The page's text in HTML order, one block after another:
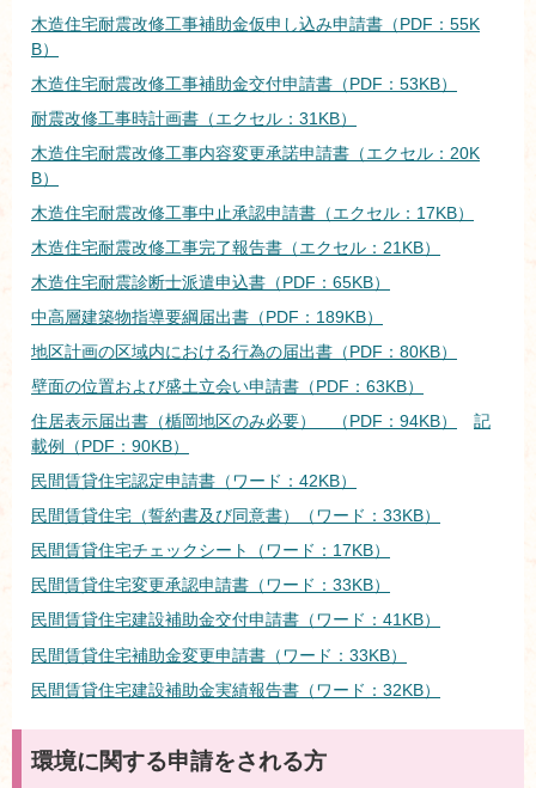
木造住宅耐震改修工事補助金仮申し込み申請書（PDF：55K
B）
木造住宅耐震改修工事補助金交付申請書（PDF：53KB）
耐震改修工事時計画書（エクセル：31KB）
木造住宅耐震改修工事内容変更承諾申請書（エクセル：20K
B）
木造住宅耐震改修工事中止承認申請書（エクセル：17KB）
木造住宅耐震改修工事完了報告書（エクセル：21KB）
木造住宅耐震診断士派遣申込書（PDF：65KB）
中高層建築物指導要綱届出書（PDF：189KB）
地区計画の区域内における行為の届出書（PDF：80KB）
壁面の位置および盛土立会い申請書（PDF：63KB）
住居表示届出書（楯岡地区のみ必要） （PDF：94KB）
記
載例（PDF：90KB）
民間賃貸住宅認定申請書（ワード：42KB）
民間賃貸住宅（誓約書及び同意書）（ワード：33KB）
民間賃貸住宅チェックシート（ワード：17KB）
民間賃貸住宅変更承認申請書（ワード：33KB）
民間賃貸住宅建設補助金交付申請書（ワード：41KB）
民間賃貸住宅補助金変更申請書（ワード：33KB）
民間賃貸住宅建設補助金実績報告書（ワード：32KB）
環境に関する申請をされる方